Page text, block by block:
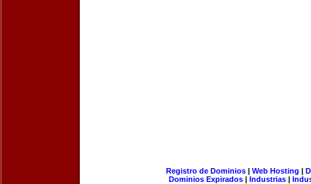
Registro de Dominios| Web Hosting |
Dominios Expirados | Industrias |